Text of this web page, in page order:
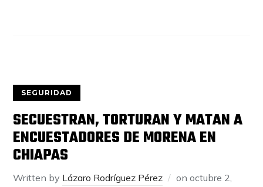
SEGURIDAD
SECUESTRAN, TORTURAN Y MATAN A
ENCUESTADORES DE MORENA EN
CHIAPAS
Written by Lázaro Rodríguez Pérez onoctubre 2,